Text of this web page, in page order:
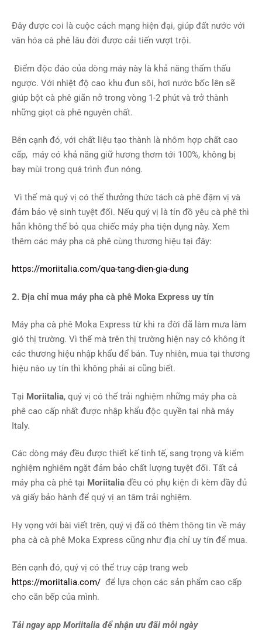
Đây được coi là cuộc cách mạng hiện đại, giúp đất nước với
văn hóa cà phê lâu đời được cải tiến vượt trội.
Điểm độc đáo của dòng máy này là khả năng thẩm thấu
ngược. Với nhiệt độ cao khu đun sôi, hơi nước bốc lên sẽ
giúp bột cà phê giãn nở trong vòng 1-2 phút và trở thành
những giọt cà phê nguyên chất.
Bên cạnh đó, với chất liệu tạo thành là nhôm hợp chất cao
cấp, máy có khả năng giữ hương thơm tới 100%, không bị
bay mùi trong quá trình đun nóng.
Vì thế mà quý vị có thể thưởng thức tách cà phê đậm vị và
đảm bảo vệ sinh tuyệt đối. Nếu quý vị là tín đồ yêu cà phê thì
hẳn không thể bỏ qua chiếc máy pha tiện dụng này. Xem
thêm các máy pha cà phê cùng thương hiệu tại đây:
https://moriitalia.com/qua-tang-dien-gia-dung
2. Địa chỉ mua máy pha cà phê Moka Express uy tín
Máy pha cà phê Moka Express từ khi ra đời đã làm mưa làm
gió thị trường. Vì thế mà trên thị trường hiện nay có không ít
các thương hiệu nhập khẩu để bán. Tuy nhiên, mua tại thương
hiệu nào uy tín thì không phải ai cũng biết.
Tại Moriitalia, quý vị có thể trải nghiệm những máy pha cà
phê cao cấp nhất được nhập khẩu độc quyền tại nhà máy
Italy.
Các dòng máy đều được thiết kế tinh tế, sang trọng và kiểm
nghiệm nghiêm ngặt đảm bảo chất lượng tuyệt đối. Tất cả
máy pha cà phê tại Moriitalia đều có phụ kiện đi kèm đầy đủ
và giấy bảo hành để quý vị an tâm trải nghiệm.
Hy vọng với bài viết trên, quý vị đã có thêm thông tin về máy
pha cà cà phê Moka Express cũng như địa chỉ uy tín để mua.
Bên cạnh đó, quý vị có thể truy cập trang web
https://moriitalia.com/ để lựa chọn các sản phẩm cao cấp
cho căn bếp của mình.
Tải ngay app Moriitalia để nhận ưu đãi mỗi ngày